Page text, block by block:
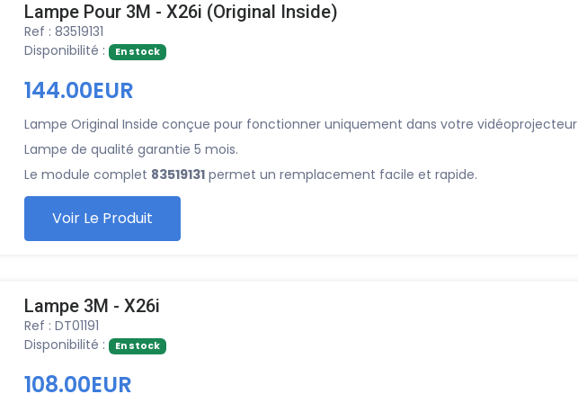
Lampe Pour 3M - X26i (Original Inside)
Ref : 83519131
Disponibilité :
En stock
144.00EUR
Lampe Original Inside conçue pour fonctionner uniquement dans votre vidéoprojecteur
Lampe de qualité garantie 5 mois.
Le module complet 83519131 permet un remplacement facile et rapide.
Voir Le Produit
Lampe 3M - X26i
Ref : DT01191
Disponibilité :
En stock
108.00EUR